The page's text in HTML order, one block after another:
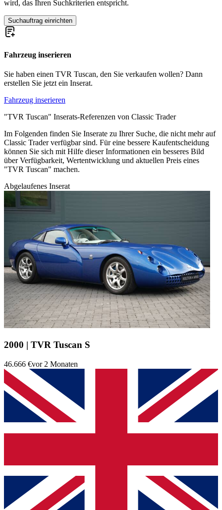
wird, das Ihren Suchkriterien entspricht.
Suchauftrag einrichten
Fahrzeug inserieren
Sie haben einen TVR Tuscan, den Sie verkaufen wollen? Dann
erstellen Sie jetzt ein Inserat.
Fahrzeug inserieren
"TVR Tuscan" Inserats-Referenzen von Classic Trader
Im Folgenden finden Sie Inserate zu Ihrer Suche, die nicht mehr auf
Classic Trader verfügbar sind. Für eine bessere Kaufentscheidung
können Sie sich mit Hilfe dieser Informationen ein besseres Bild
über Verfügbarkeit, Wertentwicklung und aktuellen Preis eines
"TVR Tuscan" machen.
Abgelaufenes Inserat
2000 | TVR Tuscan S
46.666 €vor 2 Monaten